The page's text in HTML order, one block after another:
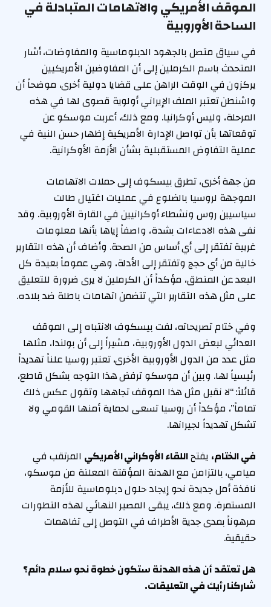
الموقف الأمريكي والاتهامات المتبادلة في
الساحة الأوروبية
في سياق متصل بالجهود الدبلوماسية والمفاوضات، أشار
المتحدث باسم الكرملين إلى أن المفاوضين الأمريكيين
يركزون في الوقت الراهن على قضايا دولية أخرى، موضحاً أن
واشنطن تعتبر الملف الإيراني أولوية قصوى لها في هذه
المرحلة، وليس أوكرانيا. ومع ذلك، أعربت موسكو عن
توقعاتها بأن تواصل الإدارة الأمريكية إظهار حسن النية في
عملية التفاوض المستقبلية بشأن الأزمة الأوكرانية.
من جهة أخرى، تطرق بيسكوف إلى حملات الاتهامات
الموجهة لروسيا بالضلوع في عمليات اغتيال طالت
سياسيين روس ونشطاء أوكرانيين في القارة الأوروبية. وقد
نفى هذه الادعاءات بشدة، واصفاً إياها بأنها معلومات
غريبة تفتقر إلى أي أساس من الصحة. وأضاف أن هذه التقارير
خالية من أي حجج وتفتقر إلى الأدلة، وهي عموماً بعيدة كل
البعد عن المنطق، مؤكداً أن الكرملين لا يرى ضرورة للتعليق
على مثل هذه التقارير التي تتضمن اتهامات باطلة ضد بلاده.
وفي ختام تصريحاته، لفت بيسكوف الانتباه إلى الموقف
العدائي لبعض الدول الأوروبية، مشيراً إلى أن بولندا، مثلها
مثل عدد من الدول الأوروبية الأخرى، تعتبر روسيا علناً تهديداً
رئيسياً لها. وبين أن موسكو ترفض هذا التوجه بشكل قاطع،
قائلاً: “لا نقبل مثل هذا الموقف تجاهها وتقول عكس ذلك
تماماً”، مؤكداً أن روسيا تسعى لحماية أمنها القومي ولا
تشكل تهديداً لجيرانها.
في الختام، يفتحاللقاء الأوكراني الأمريكي المرتقب في
ميامي، بالتزامن مع الهدنة المؤقتة المعلنة من موسكو،
نافذة أمل جديدة نحو إيجاد حلول دبلوماسية للأزمة
المستمرة. ومع ذلك، يبقى المصير النهائي لهذه التطورات
مرهوناً بمدى جدية الأطراف في التوصل إلى تفاهمات
حقيقية.
هل تعتقد أن هذه الهدنة ستكون خطوة نحو سلام دائم؟
شاركنا رأيك في التعليقات.